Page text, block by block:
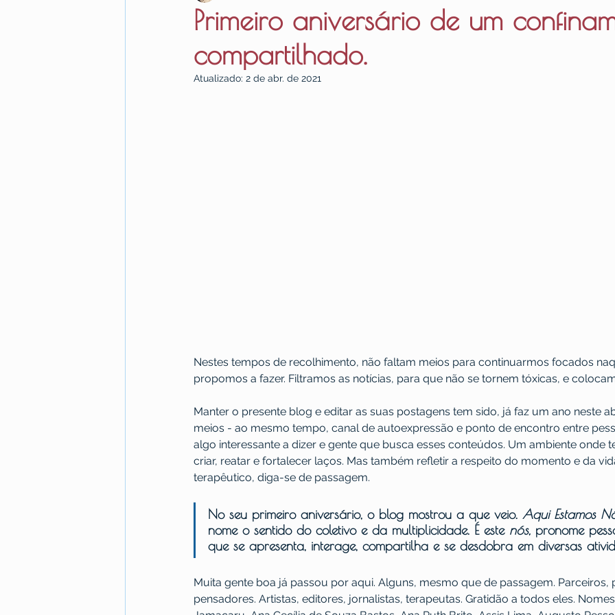
Primeiro aniversário de um
compartilhado.
Atualizado: 2 de abr. de 2021
Nestes tempos de recolhimento, não faltam meios para continuarmos focados
propomos a fazer. Filtramos as notícias, para que não se tornem tóxicas, e
Manter o presente blog e editar as suas postagens tem sido, já faz um ano neste
meios - ao mesmo tempo, canal de autoexpressão e ponto de encontro entre
algo interessante a dizer e gente que busca esses conteúdos. Um ambiente onde
criar, reatar e fortalecer laços. Mas também refletir a respeito do momento e da
terapêutico, diga-se de passagem.
No seu primeiro aniversário, o blog mostrou a que veio. Aqui Estamos
nome o sentido do coletivo e da multiplicidade. É este nós, pronome
que se apresenta, interage, compartilha e se desdobra em diversas
Muita gente boa já passou por aqui. Alguns, mesmo que de passagem. Parceiros,
pensadores. Artistas, editores, jornalistas, terapeutas. Gratidão a todos eles.